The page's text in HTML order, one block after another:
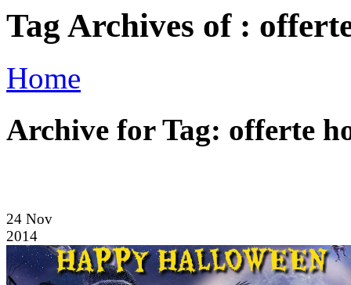
Tag Archives of :
Home
Archive for Tag: offerte
24 Nov
2014